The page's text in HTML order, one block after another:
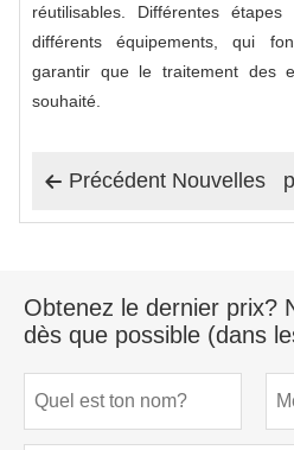
réutilisables. Différentes
différents équipements, qui
garantir que le traitement des
souhaité.
 Précédent Nouvelles
Obtenez le dernier prix?
dès que possible (dans